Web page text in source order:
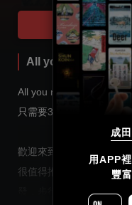
成
用APP
豐
All you need is 3
All you need is 3 hours.
只需要3小時。3個小時就
歡迎來到日本。如果你換
很值得推薦。從成田機場
發，步行經過街邊排列